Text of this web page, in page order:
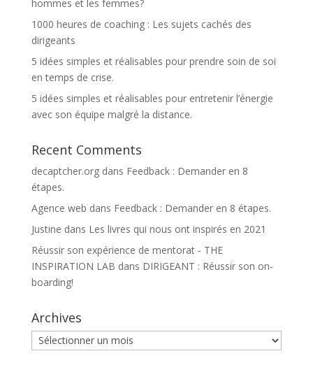
hommes et les femmes?
1000 heures de coaching : Les sujets cachés des
dirigeants
5 idées simples et réalisables pour prendre soin de soi
en temps de crise.
5 idées simples et réalisables pour entretenir l’énergie
avec son équipe malgré la distance.
Recent Comments
decaptcher.orgdans Feedback : Demander en 8
étapes.
Agence web dans Feedback : Demander en 8 étapes.
Justine dans Les livres qui nous ont inspirés en 2021
Réussir son expérience de mentorat - THE
INSPIRATION LAB dans DIRIGEANT : Réussir son on-
boarding!
Archives
Archives